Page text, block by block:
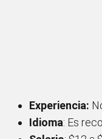
Experiencia:
Idioma: Es